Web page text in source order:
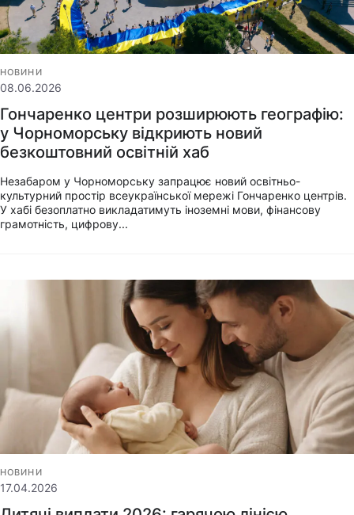
НОВИНИ
08.06.2026
Гончаренко центри розширюють географію:
у Чорноморську відкриють новий
безкоштовний освітній хаб
Незабаром у Чорноморську запрацює новий освітньо-
культурний простір всеукраїнської мережі Гончаренко центрів.
У хабі безоплатно викладатимуть іноземні мови, фінансову
грамотність, цифрову...
НОВИНИ
17.04.2026